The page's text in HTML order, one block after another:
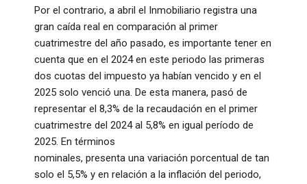
Por el contrario, a abril el Inmobiliario registra una
gran caída real en comparación al primer
cuatrimestre del año pasado, es importante tener en
cuenta que en el 2024 en este periodo las primeras
dos cuotas del impuesto ya habían vencido y en el
2025 solo venció una. De esta manera, pasó de
representar el 8,3% de la recaudación en el primer
cuatrimestre del 2024 al 5,8% en igual período de
2025. En términos
nominales, presenta una variación porcentual de tan
solo el 5,5% y en relación a la inflación del periodo,